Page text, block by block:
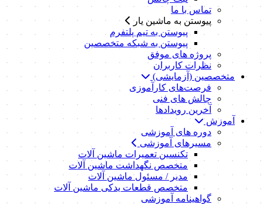
تماس با ما
پیوستن به ماشین یار
پیوستن به تیم پلتفرم
پیوستن به شبکه متخصصین
پروژه های موفق
نظرات کاربران
متخصصین (آزمایشی)
فرصت‌های کارآموزی
چالش های فنی
آخرین رویدادها
آموزش
دوره های آموزشی
مسیرهای آموزشی
تکنسین تعمیرات ماشین آلات
متخصص نگهداشت ماشین آلات
مدیر / مسئول ماشین آلات
متخصص قطعات یدکی ماشین آلات
گواهینامه آموزشی